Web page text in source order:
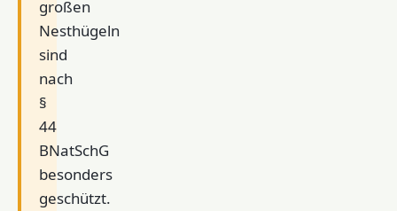
großen
Nesthügeln
sind
nach
§
44
BNatSchG
besonders
geschützt.